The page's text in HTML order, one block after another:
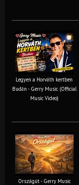
Legyen a Horváth kertben
Budán - Gerry Music (Official
Music Video)
Országút - Gerry Music